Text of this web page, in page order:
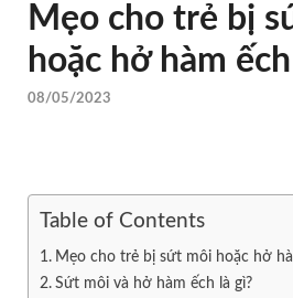
Mẹo cho trẻ bị
hoặc hở hàm
08/05/2023
Table of Contents
Mẹo cho trẻ bị sứt môi hoặc hở
Sứt môi và hở hàm ếch là gì?